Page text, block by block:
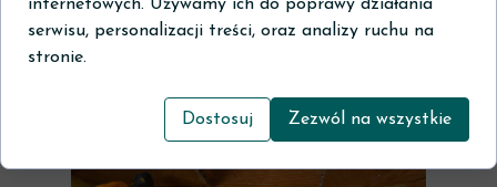
internetowych. Używamy ich do poprawy działania
serwisu, personalizacji treści, oraz analizy ruchu na
stronie.
Dostosuj Zezwól na wszystkie